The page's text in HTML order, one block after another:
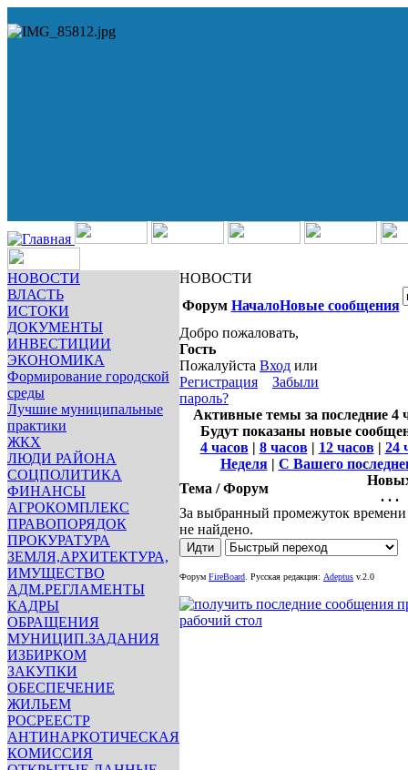
НОВОСТИ
ВЛАСТЬ
ИСТОКИ
ДОКУМЕНТЫ
ИНВЕСТИЦИИ
ЭКОНОМИКА
Формирование городской
среды
Лучшие муниципальные
практики
ЖКХ
ЛЮДИ РАЙОНА
СОЦПОЛИТИКА
ФИНАНСЫ
АГРОКОМПЛЕКС
ПРАВОПОРЯДОК
ПРОКУРАТУРА
ЗЕМЛЯ,АРХИТЕКТУРА,
ИМУЩЕСТВО
АДМ.РЕГЛАМЕНТЫ
КАДРЫ
ОБРАЩЕНИЯ
МУНИЦИП.ЗАДАНИЯ
ИЗБИРКОМ
ЗАКУПКИ
ОБЕСПЕЧЕНИЕ
ЖИЛЬЕМ
РОСРЕЕСТР
АНТИНАРКОТИЧЕСКАЯ
КОМИССИЯ
НОВОСТИ
Форум НачалоНовые сообщения
Добро пожаловать,
Гость
Пожалуйста Вход или
Регистрация
Забыли
пароль?
Активные темы за последние 4
Будут показаны новые
4 часов| 8 часов| 12 часов| 24
Неделя| С Вашего
Тема / Форум
. . .
За выбранный промежуток
не найдено.
Форум FireBoard Русская редакция: Adeptus v.2.0